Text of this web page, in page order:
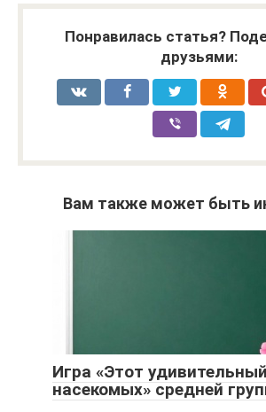
Понравилась статья?
друзьями:
Вам также может быть
Игра «Этот
насекомых» средней